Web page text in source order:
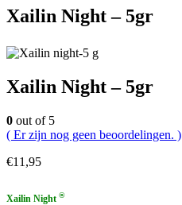
Xailin Night – 5gr
Xailin Night – 5gr
0 out of 5
( Er zijn nog geen beoordelingen. )
€11,95
Xailin Night ®